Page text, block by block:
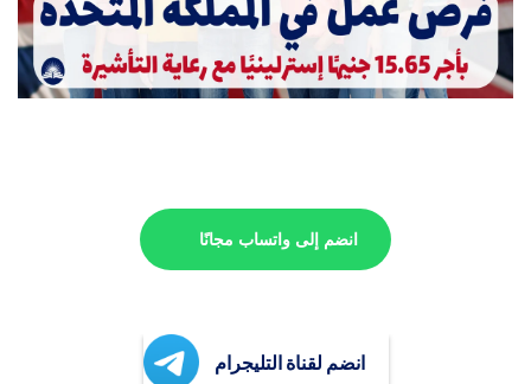
انضم إلى واتساب مجانًا
انضم لقناة التليجرام